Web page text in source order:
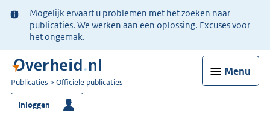
Ter
informatie:
Mogelijk ervaart u problemen met het zoeken naar
publicaties. We werken aan een oplossing. Excuses voor
het ongemak.
Menu
U
bent
nu
Publicaties Officiële publicaties
Inloggen